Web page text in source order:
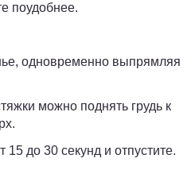
поудобнее.
одновременно выпрямляя
можно поднять грудь к
15 до 30 секунд и отпустите.